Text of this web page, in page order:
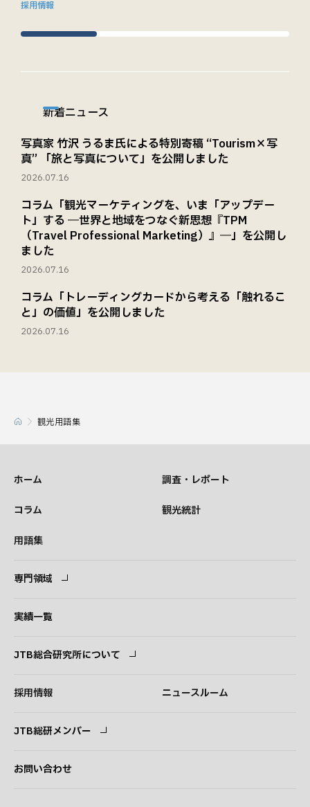
採用情報
新着ニュース
写真家 竹沢 うるま氏による特別寄稿 “Tourism×写
真” 「旅と写真について」を公開しました
2026.07.16
コラム「観光マーケティングを、いま「アップデー
ト」する ―世界と地域をつなぐ新思想『TPM
（Travel Professional Marketing）』―」を公開し
ました
2026.07.16
コラム「トレーディングカードから考える「触れるこ
と」の価値」を公開しました
2026.07.16
観光用語集
ホーム 調査・レポート
コラム 観光統計
用語集
専門領域
実績一覧
JTB総合研究所について
採用情報 ニュースルーム
JTB総研メンバー
お問い合わせ